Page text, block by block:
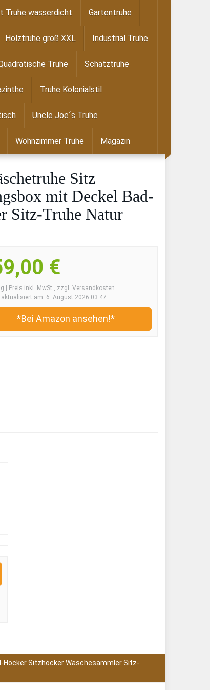
Truhe wasserdicht Gartentruhe
Holztruhe groß XXL Industrial Truhe
Truhe Schatztruhe
Truhe Kolonialstil
Uncle Joe´s Truhe
Wohnzimmer Truhe Magazin
Sitz
mit Deckel Bad-
Sitz-Truhe Natur
€
| Preis inkl. MwSt., zzgl. Versandkosten
am: 6. August 2026 03:47
*Bei Amazon ansehen!*
Sitzhocker Wäschesammler Sitz-